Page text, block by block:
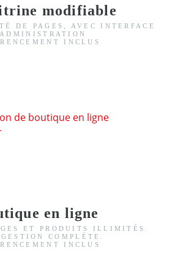
modifiable
DE PAGES, AVEC INTERFACE
INCLUS
en ligne
ET PRODUITS ILLIMITÉS.
COMPLÈTE.
INCLUS